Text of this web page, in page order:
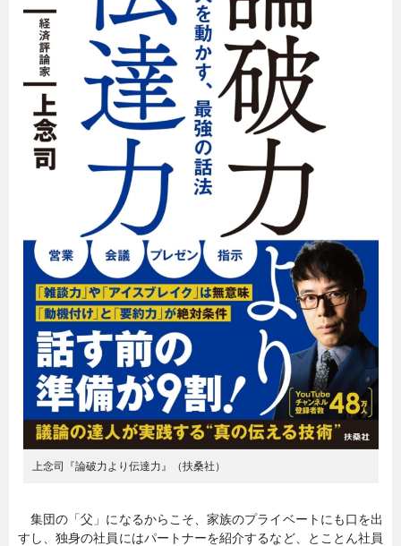
上念司『論破力より伝達力』（扶桑社）
集団の「父」になるからこそ、家族のプライベートにも口を出
すし、独身の社員にはパートナーを紹介するなど、とことん社員